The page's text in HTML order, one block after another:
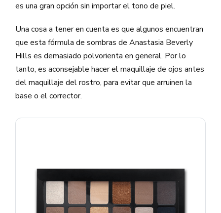
es una gran opción sin importar el tono de piel.
Una cosa a tener en cuenta es que algunos encuentran
que esta fórmula de sombras de Anastasia Beverly
Hills es demasiado polvorienta en general. Por lo
tanto, es aconsejable hacer el maquillaje de ojos antes
del maquillaje del rostro, para evitar que arruinen la
base o el corrector.